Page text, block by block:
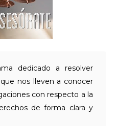
dedicado a resolver
nos lleven a conocer
con respecto a la
de forma clara y